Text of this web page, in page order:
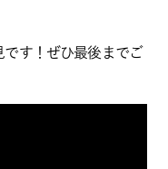
す！ぜひ最後までご